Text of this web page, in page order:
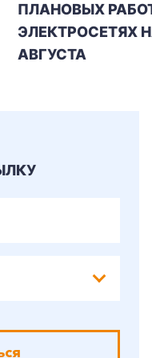
ПЛАНОВЫХ
ЭЛЕКТРОСЕТЯХ
АВГУСТА